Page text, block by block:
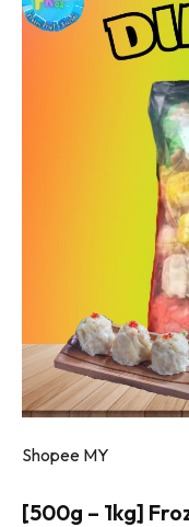
Shopee MY
[500g – 1kg]